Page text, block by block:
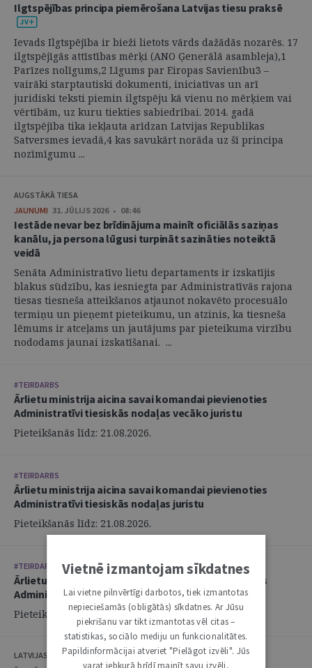
Ilgtspējības principa piemērošana Latvijas tiesu praksē
Ievads Ilgtspējība ir bieži lietots vārds dažādās nozarēs. 17
ilgtspējīgās attīstības mērķi (ANO Ģenerālā asambleja),1
Parīzes nolīgums,2 Līgums par Eiropas Savienību3 –
vairāki starptautiski dokumenti, iniciatīvas un arī
juridiski teksti piemin ilgtspēju kā vienu no mērķiem vai
vērtībām, uz kuru tiekties sabiedrībai. 2014. gadā
ilgtspējība tika iekļauta arīdzan Latvijas Republikas
Satversmes ievadā,4 kas savukārt norāda uz šī principa
nozīmīgumu ...
AUGSTĀKĀ TIESA
JAUNUMI 31. JŪLIJS 2026 • 08:46
Iestāde nevar bez brīdinājuma mainīt oficiālās saziņas
kanālu, ja persona lūgusi turpināt sazināties noteiktā
veidā
Senāta Administratīvo lietu departaments ir izskatījis
blakus sūdzību, kas iesniegta par Administratīvās rajona
tiesas tiesneša atteikšanos atjaunot nokavēto procesuālo
termiņu un pieņemt pieteikumu, un atzinis, ka tiesneša
lēmums ir atceļams un jautājums par pieteikuma virzību
nododams jaunai izskatīšanai. ...
#TEIRDARBS
Ārlietu ministrija aicina savai komandai pievienoties
Administratīvi tiesiskās nodaļas vecāko juristu
Pieteikšanās līdz: 21.08.2026.
#TEIRDARBS
Ārlietu ministrija aicina savai komandai pievienoties
Administratīvi tiesiskās nodaļas juristu
Pieteikšanās līdz: 21.08.2026.
#TEIRDARBS
Ārlietu ministrija aicina savai komandai pievienoties
Administratīvi tiesiskās nodaļas juristu
Pieteikšanās līdz: 21.08.2026.
LATVIJAS ZVĒRINĀTU ADVOKĀTU PADOME
Vietnē izmantojam sīkdatnes
Lai vietne pilnvērtīgi darbotos, tiek izmantotas
nepieciešamās (obligātās) sīkdatnes. Ar Jūsu
piekrišanu var tikt izmantotas vēl citas –
statistikas, sociālo mediju un funkcionalitātes.
Papildinformācijai atveriet "Pielāgot izvēli". Jūs
varat jebkurā brīdī mainīt savu izvēli,